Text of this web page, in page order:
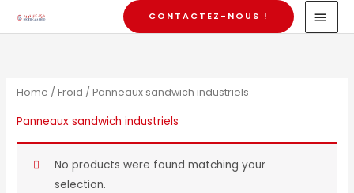
CONTACTEZ-NOUS !
Home /Froid / Panneaux sandwich industriels
Panneaux sandwich industriels
No products were found matching your
selection.